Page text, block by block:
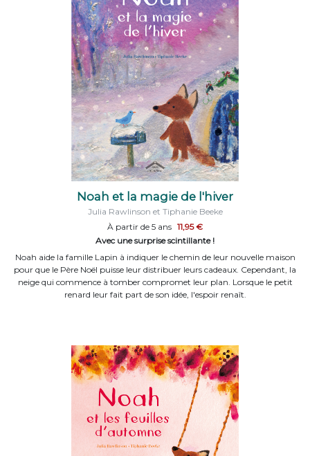
Noah et la magie de l'hiver
Julia Rawlinson et Tiphanie Beeke
À partir de 5 ans 11,95 €
Avec une surprise scintillante !
Noah aide la famille Lapin à indiquer le chemin de leur nouvelle maison
pour que le Père Noël puisse leur distribuer leurs cadeaux. Cependant, la
neige qui commence à tomber compromet leur plan. Lorsque le petit
renard leur fait part de son idée, l'espoir renaît.